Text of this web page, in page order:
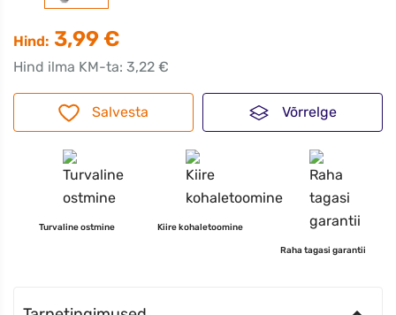
Hind: 3,99 €
Hind ilma KM-ta: 3,22 €
Salvesta Võrrelge
Turvaline ostmine Kiire kohaletoomine
Raha tagasi garantii